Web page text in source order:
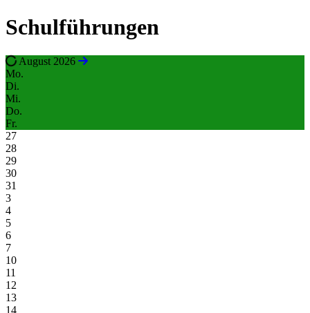
Schulführungen
August 2026
Mo.
Di.
Mi.
Do.
Fr.
27
28
29
30
31
3
4
5
6
7
10
11
12
13
14